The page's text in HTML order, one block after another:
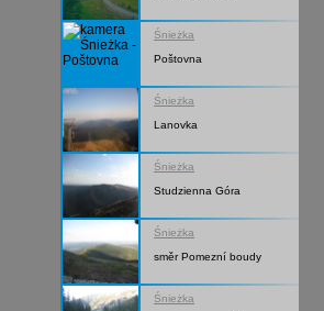
Śnieżka
Poštovna
Śnieżka
Lanovka
Śnieżka
Studzienna Góra
Śnieżka
směr Pomezní boudy
Śnieżka